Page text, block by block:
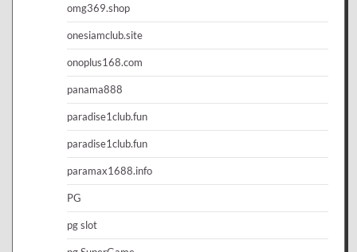
omg369.shop
onesiamclub.site
onoplus168.com
panama888
paradise1club.fun
paradise1club.fun
paramax1688.info
PG
pg slot